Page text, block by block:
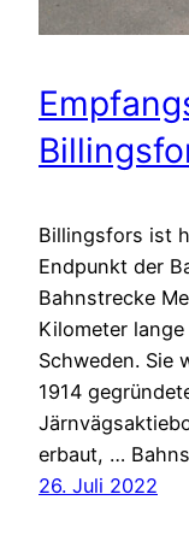
Billingsfors ist
Endpunkt der
Bahnstrecke
Kilometer
Schweden. Sie
1914
erbaut, …
26. Juli 2022